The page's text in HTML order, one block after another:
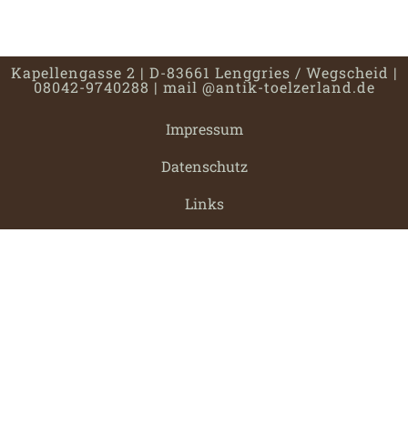
Kapellengasse 2 | D-83661 Lenggries / Wegscheid |
08042-9740288 | mail @antik-toelzerland.de
Impressum
Datenschutz
Links